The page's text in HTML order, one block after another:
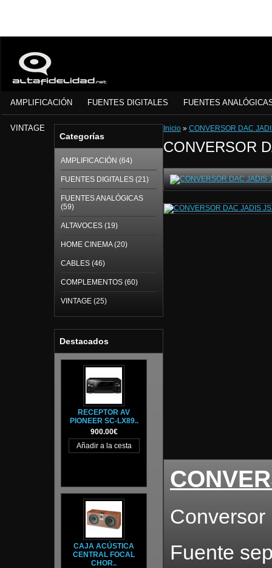
AMPLIFICACIÓN FUENTES DIGITALES FUENTES
VINTAGE
Categorías
AMPLIFICACIÓN (64)
FUENTES DIGITALES (21)
FUENTES ANALÓGICAS
(59)
ALTAVOCES (19)
HOME CINEMA (20)
CABLES (46)
COMPLEMENTOS (60)
VINTAGE (25)
Destacados
RECEPTOR AV
PIONEER SC-LX89..
900.00€
CAJA ACÚSTICA
CENTRAL FOCAL
CHOR..
Inicio » CONVERSOR DAC
CONVERSOR
Fuente